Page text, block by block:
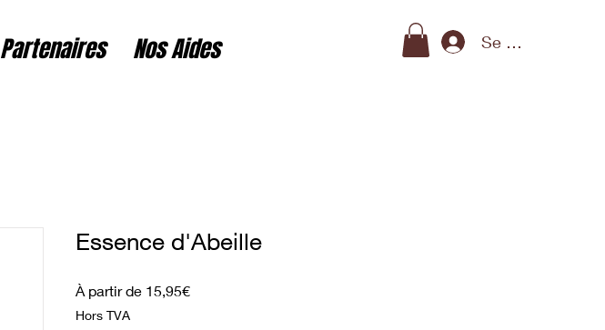
Partenaires Nos Aides Se connecter
Essence d'Abeille
À partir de 15,95€Prix promotionnel
Hors TVA